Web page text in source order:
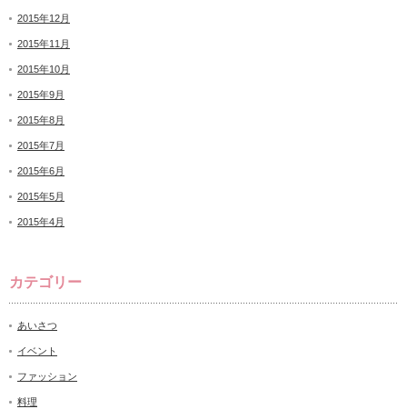
2015年12月
2015年11月
2015年10月
2015年9月
2015年8月
2015年7月
2015年6月
2015年5月
2015年4月
カテゴリー
あいさつ
イベント
ファッション
料理